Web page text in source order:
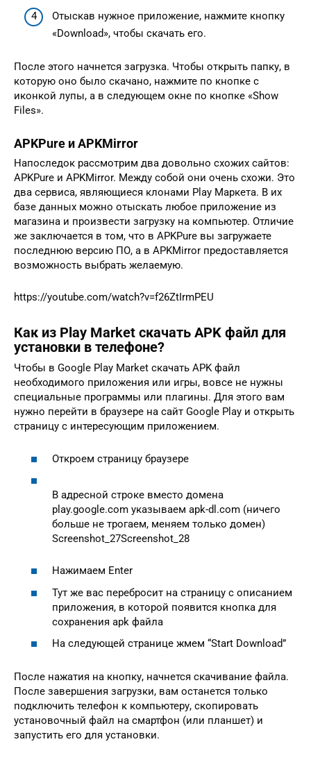
Отыскав нужное приложение, нажмите кнопку
«Download», чтобы скачать его.
После этого начнется загрузка. Чтобы открыть папку, в
которую оно было скачано, нажмите по кнопке с
иконкой лупы, а в следующем окне по кнопке «Show
Files».
APKPure и APKMirror
Напоследок рассмотрим два довольно схожих сайтов:
APKPure и APKMirror. Между собой они очень схожи. Это
два сервиса, являющиеся клонами Play Маркета. В их
базе данных можно отыскать любое приложение из
магазина и произвести загрузку на компьютер. Отличие
же заключается в том, что в APKPure вы загружаете
последнюю версию ПО, а в APKMirror предоставляется
возможность выбрать желаемую.
https://youtube.com/watch?v=f26ZtIrmPEU
Как из Play Market скачать APK файл для
установки в телефоне?
Чтобы в Google Play Market скачать APK файл
необходимого приложения или игры, вовсе не нужны
специальные программы или плагины. Для этого вам
нужно перейти в браузере на сайт Google Play и открыть
страницу с интересующим приложением.
Откроем страницу браузере
В адресной строке вместо домена
play.google.com указываем apk-dl.com (ничего
больше не трогаем, меняем только домен)
Screenshot_27Screenshot_28
Нажимаем Enter
Тут же вас перебросит на страницу с описанием
приложения, в которой появится кнопка для
сохранения apk файла
На следующей странице жмем “Start Download”
После нажатия на кнопку, начнется скачивание файла.
После завершения загрузки, вам останется только
подключить телефон к компьютеру, скопировать
установочный файл на смартфон (или планшет) и
запустить его для установки.